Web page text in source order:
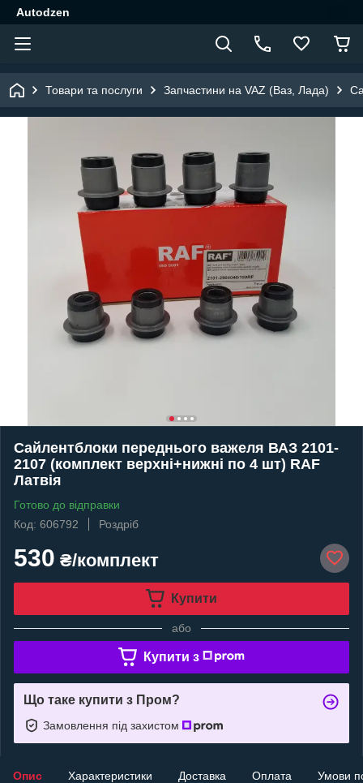
Autodzen
Товари та послуги Запчастини на VAZ (Ваз, Лада)
Сайлентблоки переднього важеля ВАЗ 2101-
2107 (комплект верхні+нижні по 4 шт) RAF
Латвія
Готово до відправки
Код: 606792
Роздріб
530 ₴/комплект
Купити
або
Купити з
Що таке купити з Пром?
Замовлення під захистом
Опис Характеристики Доставка Оплата Умови